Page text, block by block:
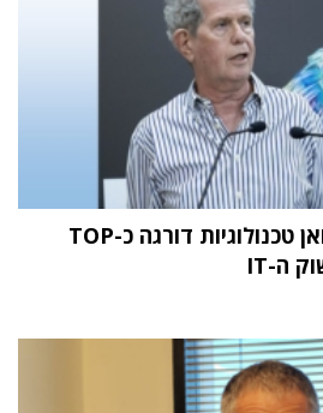
מחקר STKI השנתי: וואן טכנולוגיות דורגה כ-TOP